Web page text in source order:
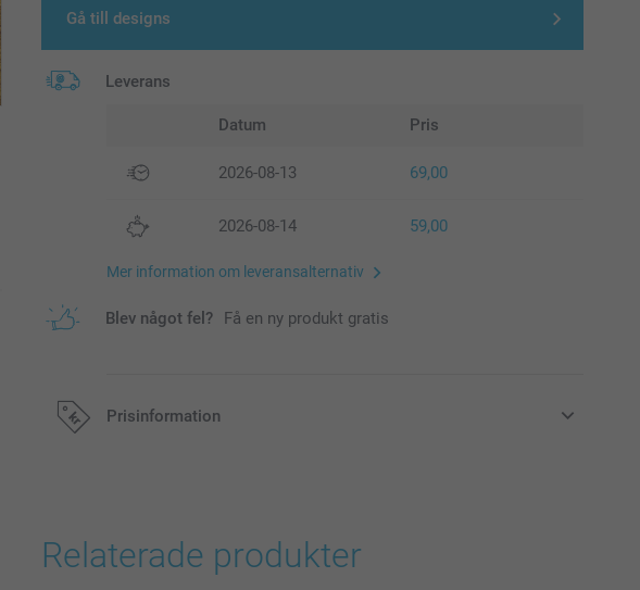
Gå till designs
Leverans
Datum Pris
2026-08-13 69,00
2026-08-14 59,00
Mer information om leveransalternativ
Blev något fel? Få en ny produkt gratis
Prisinformation
Relaterade produkter